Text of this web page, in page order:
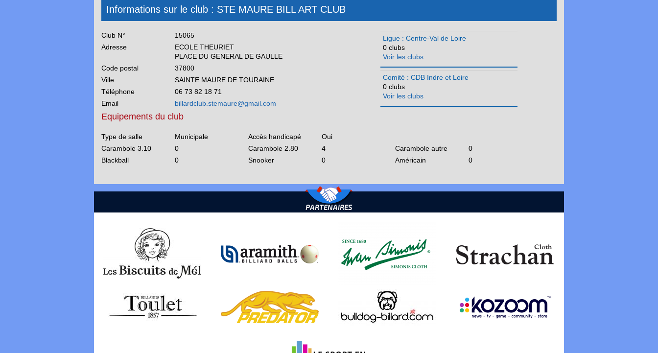
Informations sur le club : STE MAURE BILL ART CLUB
Club N°
15065
Adresse
ECOLE THEURIET
PLACE DU GENERAL DE GAULLE
Code postal
37800
Ville
SAINTE MAURE DE TOURAINE
Téléphone
06 73 82 18 71
Email
billardclub.stemaure@gmail.com
Ligue : Centre-Val de Loire
0 clubs
Voir les clubs
Comité : CDB Indre et Loire
0 clubs
Voir les clubs
Equipements du club
Type de salle Municipale Accès handicapé
Oui
Carambole 3.10
0 Carambole 2.80 4 Carambole autre
0
Blackball
0 Snooker 0 Américain 0
PARTENAIRES